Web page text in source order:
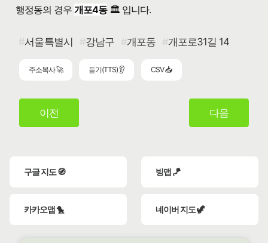
행정동의 경우 개포4동🏛️ 입니다.
서울특별시 강남구 개포동 개포로31길 14
주소복사 🚀 듣기(TTS) 👂 CSV 📥
이전 다음
구글 지도 🧭 빙맵 🪁
카카오맵 🐤 네이버 지도 🦖